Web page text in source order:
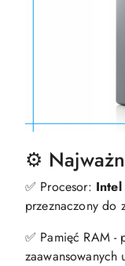
⚙️
✅ Procesor:
przeznaczony do
✅ Pamięć RAM -